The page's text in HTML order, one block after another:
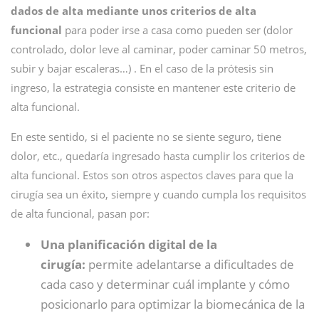
dados de alta mediante unos criterios de alta
funcional para poder irse a casa como pueden ser (dolor
controlado, dolor leve al caminar, poder caminar 50 metros,
subir y bajar escaleras…) . En el caso de la prótesis sin
ingreso, la estrategia consiste en mantener este criterio de
alta funcional.
En este sentido, si el paciente no se siente seguro, tiene
dolor, etc., quedaría ingresado hasta cumplir los criterios de
alta funcional. Estos son otros aspectos claves para que la
cirugía sea un éxito, siempre y cuando cumpla los requisitos
de alta funcional, pasan por:
Una planificación digital de la
cirugía: permite adelantarse a dificultades de
cada caso y determinar cuál implante y cómo
posicionarlo para optimizar la biomecánica de la